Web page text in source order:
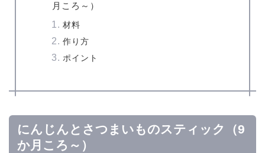
月ころ～）
材料
作り方
ポイント
にんじんとさつまいものスティック（9
か月ころ～）